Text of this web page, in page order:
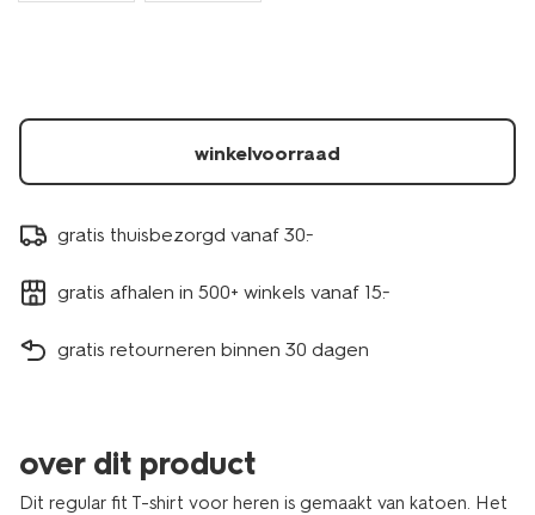
winkelvoorraad
gratis thuisbezorgd vanaf 30.-
gratis afhalen in 500+ winkels vanaf 15.-
gratis retourneren binnen 30 dagen
over dit product
Dit regular fit T-shirt voor heren is gemaakt van katoen. Het